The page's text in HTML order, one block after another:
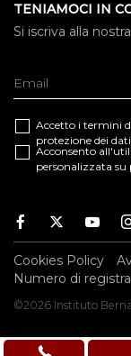
TENIAMOCI IN
Si iscriva alla
Accetto i termini
protezione dei
Acconsento
personalizzata
Facebook
Twitter
Cookies Policy
Numero di
©2026 Instituto